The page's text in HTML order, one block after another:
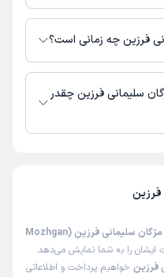
از بارداری
تلفنی فعال دارند.
فرزین چه زمانی است؟
سلیمانی فرزین چقدر
فرزین
این صفحه مثل سایت نوبت‌دهی اینترنتی مژگان سلیمانی فرزین (Mozhgan
ایشان را به شما نمایش می‌دهد.
فرزین خواهیم پرداخت و اطلاعاتی